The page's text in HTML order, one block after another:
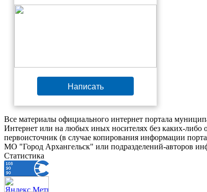
Написать
Все материалы официального интернет портала
Интернет или на любых иных носителях без каких-либо
первоисточник (в случае копирования информации
МО "Город Архангельск" или подразделений-авторов
Статистика